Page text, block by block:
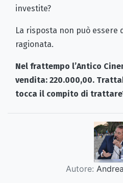
investite?
La risposta non può essere
ragionata.
Nel frattempo l’Antico
vendita: 220.000,00.
tocca il compito di
Autore: